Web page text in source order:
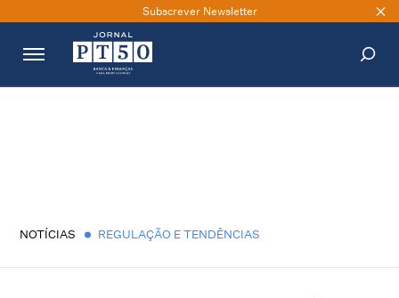
Subscrever Newsletter
NOTÍCIAS REGULAÇÃO E TENDÊNCIAS